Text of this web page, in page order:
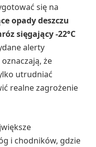
się na
opady deszczu
sięgający -22°C
alerty
że
utrudniać
realne zagrożenie
i chodników, gdzie